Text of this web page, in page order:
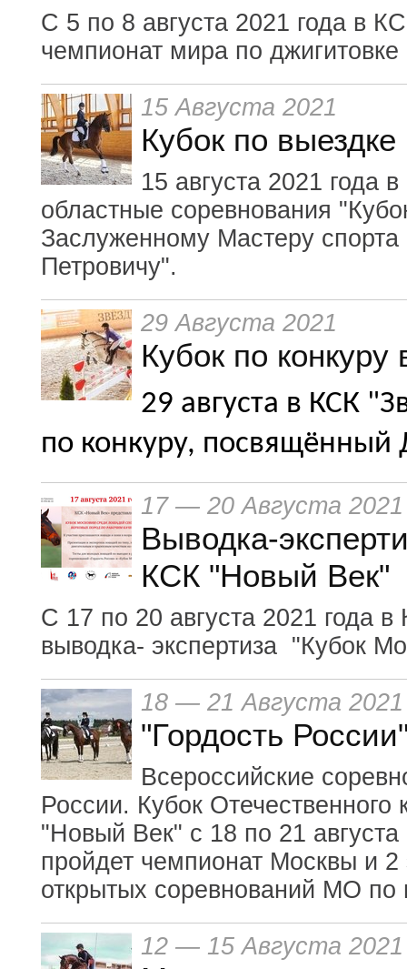
С 5 по 8 августа 2021 года в
чемпионат мира по
15 Августа 2021
Кубок по
15 августа 2021 года
областные соревнования
Заслуженному Мастеру
Петровичу".
29 Августа 2021
Кубок по
29 августа в КСК
по конкуру,
17 — 20 Августа 2021
Выводка-
КСК "Новый Век"
С 17 по 20 августа 2021 года
выводка- экспертиза "Кубок
18 — 21 Августа 2021
"Гордость
Всероссийские
России. Кубок
"Новый Век" с 18 по 21
пройдет чемпионат Москвы и 2
открытых соревнований МО по
12 — 15 Августа 2021